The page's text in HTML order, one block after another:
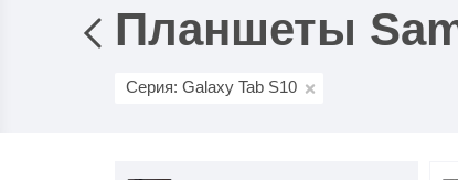
смартфоны
Планшеты
Серия: Galaxy Tab S10